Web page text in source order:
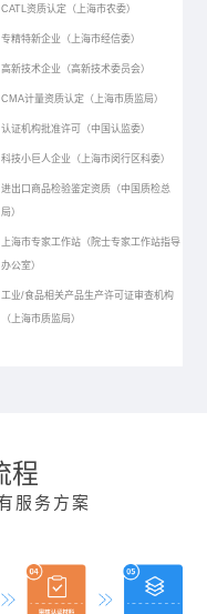
CATL资质认定（上海市农委）
专精特新企业（上海市经信委）
高新技术企业（高新技术委员会）
CMA计量资质认定（上海市质监局）
认证机构批准许可（中国认监委）
科技小巨人企业（上海市闵行区科委）
进出口商品检验鉴定资质（中国质检总
局）
上海市专家工作站（院士专家工作站指导
办公室）
工业/食品相关产品生产许可证审查机构
（上海市质监局）
程
服务方案